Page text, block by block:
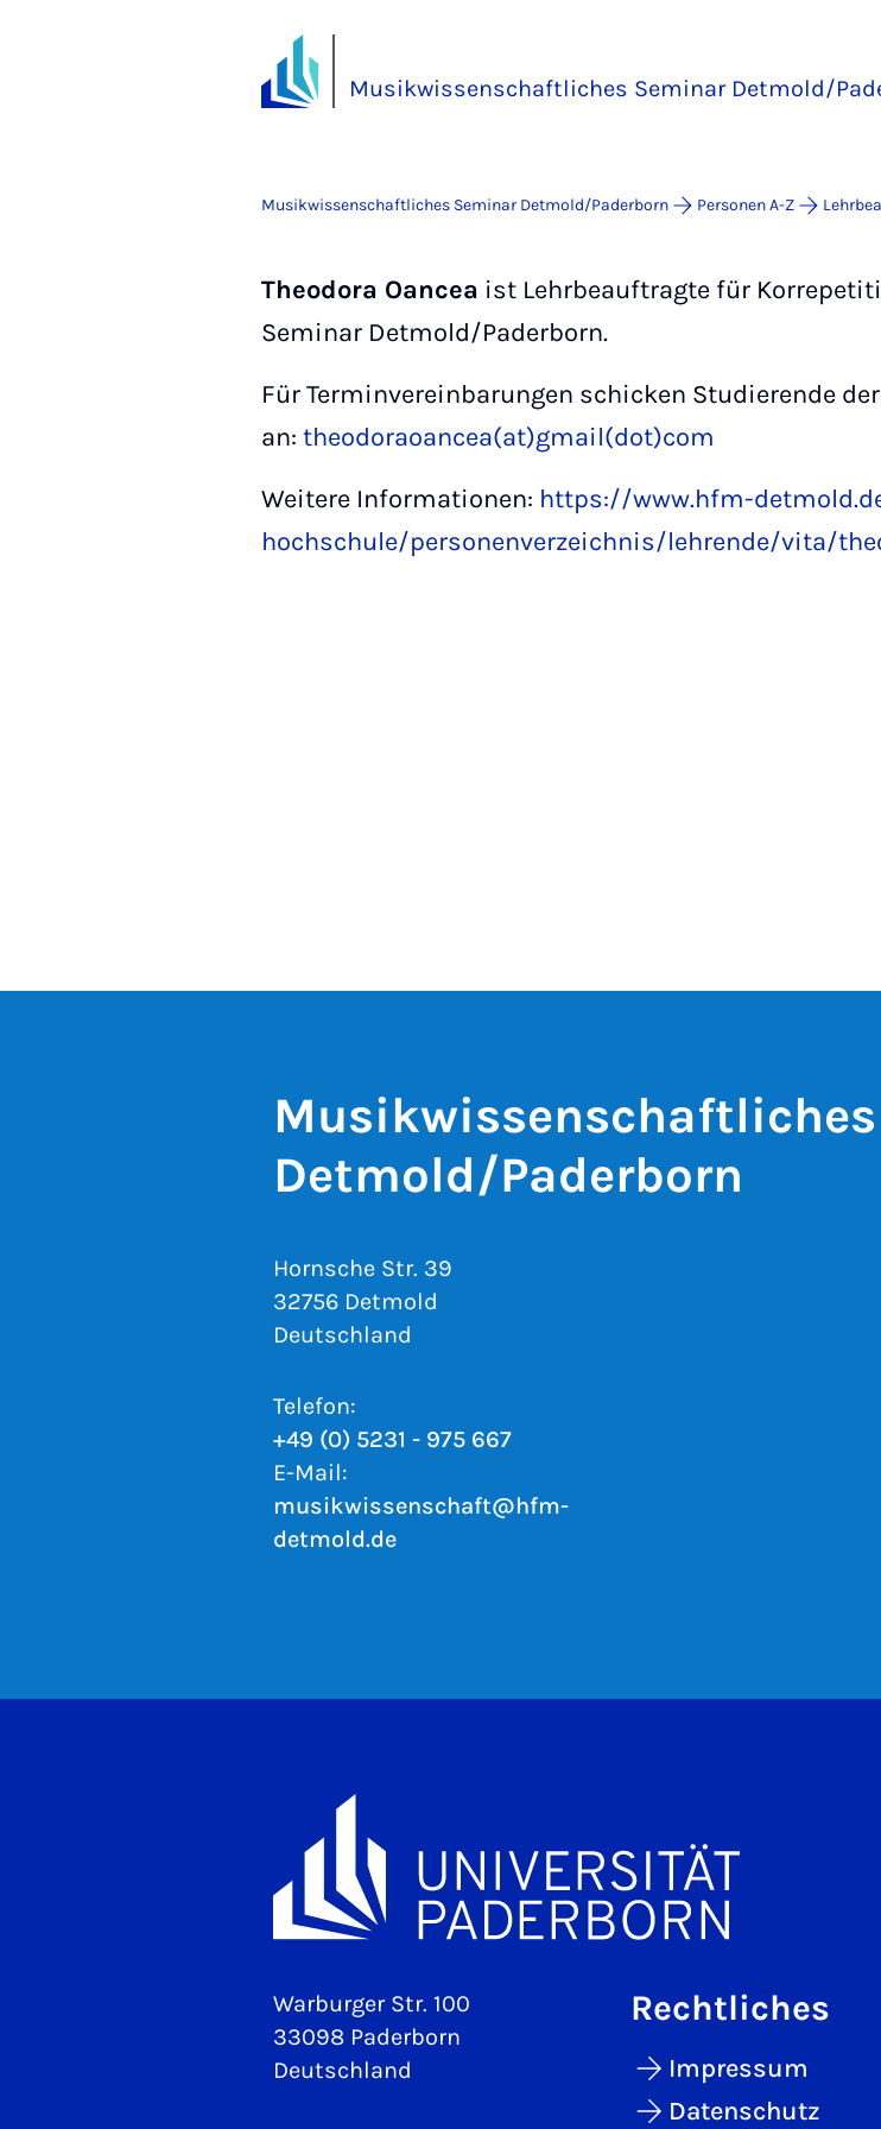
Musikwissenschaftliches Seminar Detmold/
Musikwissenschaftliches Seminar Detmold/Paderborn Personen A-Z
Theodora Oancea ist Lehrbeauftragte für
Seminar Detmold/Paderborn.
Für Terminvereinbarungen schicken Studierende
an: theodoraoancea(at)gmail(dot)com
Weitere Informationen: https://www.hfm-
hochschule/personenverzeichnis/lehrende/vita/
Detmold/Paderborn
Hornsche Str. 39
32756 Detmold
Deutschland
Telefon:
+49 (0) 5231 - 975 667
E-Mail:
musikwissenschaft@hfm-
detmold.de
Warburger Str. 100
33098 Paderborn
Deutschland
Rechtliches
Impressum
Datenschutz